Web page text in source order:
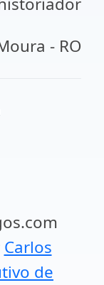
- RO
Carlos
de